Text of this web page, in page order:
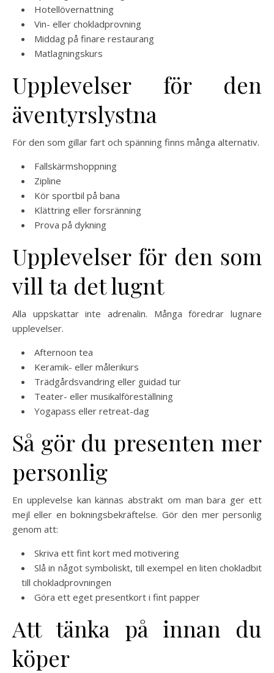
Hotellövernattning
Vin- eller chokladprovning
Middag på finare restaurang
Matlagningskurs
Upplevelser för den
äventyrslystna
För den som gillar fart och spänning finns många alternativ.
Fallskärmshoppning
Zipline
Kör sportbil på bana
Klättring eller forsränning
Prova på dykning
Upplevelser för den som
vill ta det lugnt
Alla uppskattar inte adrenalin. Många föredrar lugnare
upplevelser.
Afternoon tea
Keramik- eller målerikurs
Trädgårdsvandring eller guidad tur
Teater- eller musikalföreställning
Yogapass eller retreat-dag
Så gör du presenten mer
personlig
En upplevelse kan kännas abstrakt om man bara ger ett
mejl eller en bokningsbekräftelse. Gör den mer personlig
genom att:
Skriva ett fint kort med motivering
Slå in något symboliskt, till exempel en liten chokladbit
till chokladprovningen
Göra ett eget presentkort i fint papper
Att tänka på innan du
köper